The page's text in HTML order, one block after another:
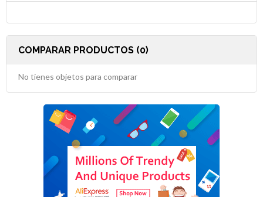
COMPARAR PRODUCTOS (0)
No tienes objetos para comparar